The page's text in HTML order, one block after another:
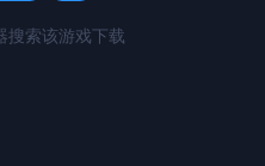
搜索该游戏下载